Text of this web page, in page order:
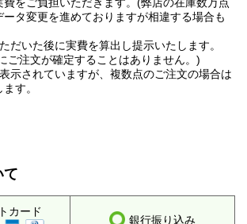
費をご負担いただきます。(弊店の在庫数万点
タ変更を進めておりますが相違する場合も
だいた後に実費を算出し提示いたします。
ご注文が確定することはありません。)
示されていますが、複数点のご注文の場合は
す。
て
カード
銀行振り込み